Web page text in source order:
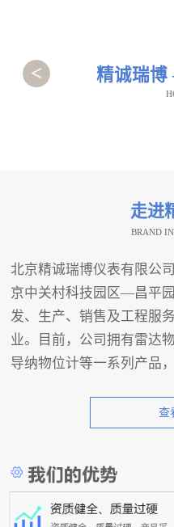
精诚瑞
<
走进
BRAND
北京精诚瑞博仪表有限公
京中关村科技园区—昌平
发、生产、销售及工程服
业。目前，公司拥有雷达
导纳物位计等一系列产品
查